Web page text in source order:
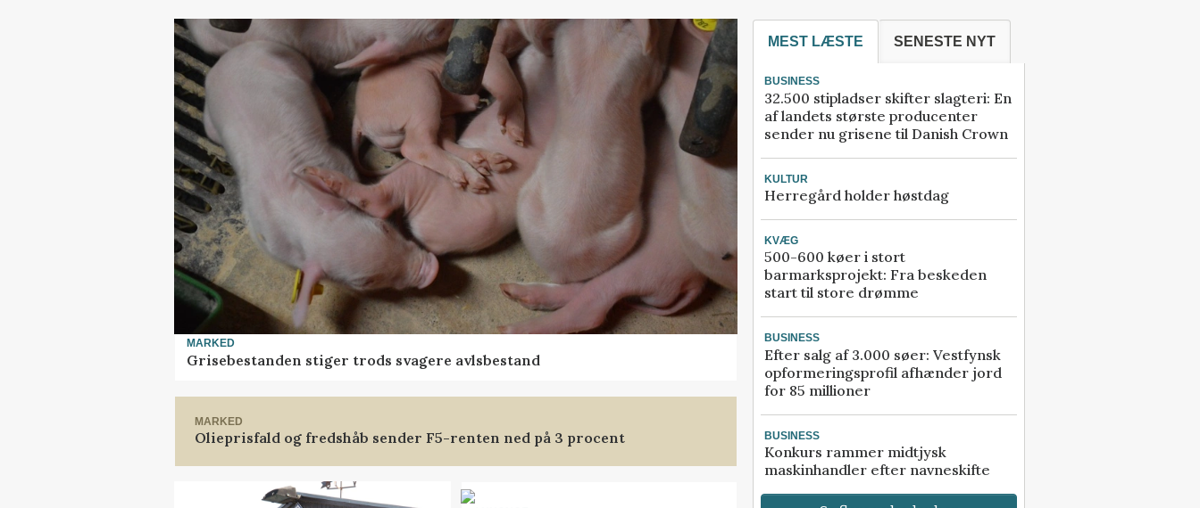
MARKED
Grisebestanden stiger trods svagere avlsbestand
MARKED
Olieprisfald og fredshåb sender F5-renten ned på 3 procent
MEST LÆSTE SENESTE NYT
BUSINESS
32.500 stipladser skifter slagteri: En
af landets største producenter
sender nu grisene til Danish Crown
KULTUR
Herregård holder høstdag
KVÆG
500-600 køer i stort
barmarksprojekt: Fra beskeden
start til store drømme
BUSINESS
Efter salg af 3.000 søer: Vestfynsk
opformeringsprofil afhænder jord
for 85 millioner
BUSINESS
Konkurs rammer midtjysk
maskinhandler efter navneskifte